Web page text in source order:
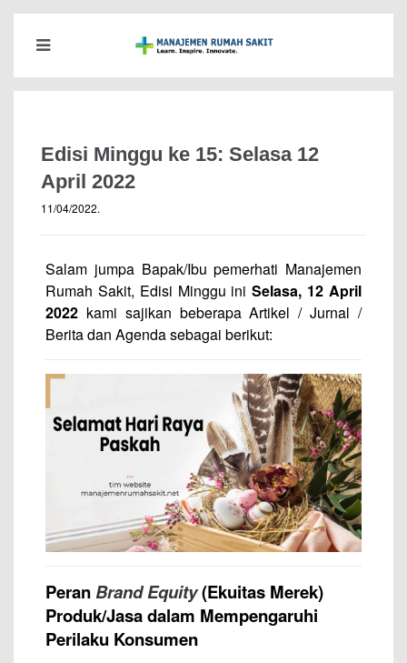
Edisi Minggu ke 15: Selasa 12
April 2022
11/04/2022.
Salam jumpa Bapak/Ibu pemerhati Manajemen
Rumah Sakit, Edisi Minggu iniSelasa, 12 April
2022 kami sajikan beberapa Artikel / Jurnal /
Berita dan Agenda sebagai berikut:
Peran Brand Equity(Ekuitas Merek)
Produk/Jasa dalam Mempengaruhi
Perilaku Konsumen